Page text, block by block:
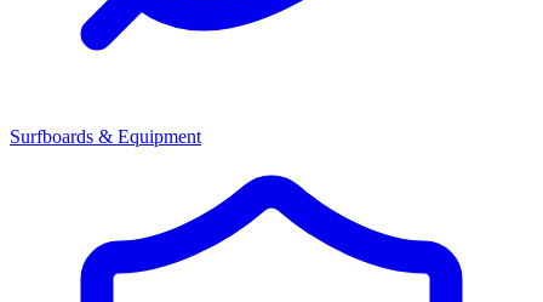
Surfboards & Equipment